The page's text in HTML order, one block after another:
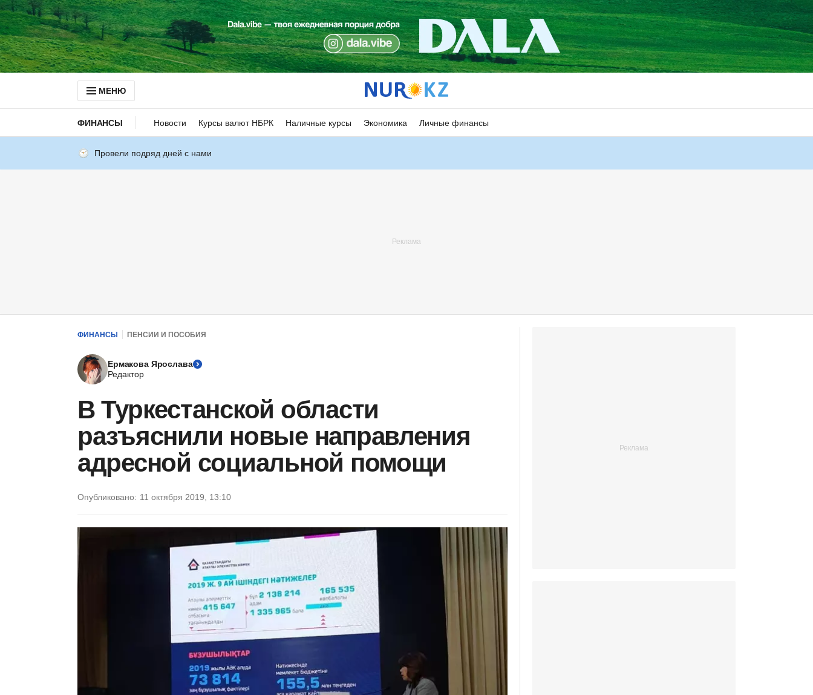
МЕНЮ
ФИНАНСЫ Новости Курсы валют НБРК Наличные курсы Экономика Личные финансы
Провели подряд дней с нами
ФИНАНСЫ ПЕНСИИ И ПОСОБИЯ
Ермакова Ярослава
Редактор
В Туркестанской области
разъяснили новые направления
адресной социальной помощи
Опубликовано: 11 октября 2019, 13:10